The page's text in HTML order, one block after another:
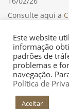
Consulte aqui a
Este website
informação
padrões de
problemas e
navegação.
Política de
Aceitar